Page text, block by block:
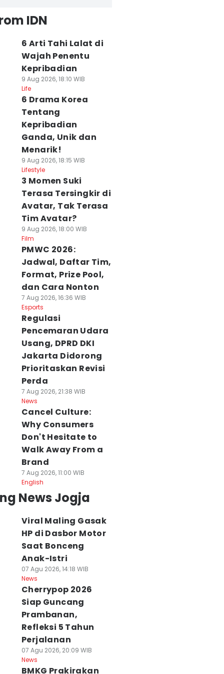
IDN
6 Arti Tahi Lalat di
Wajah Penentu
Kepribadian
9 Aug 2026, 18:10 WIB
Life
6 Drama Korea
Tentang
Kepribadian
Ganda, Unik dan
Menarik!
9 Aug 2026, 18:15 WIB
Lifestyle
3 Momen Suki
Terasa Tersingkir di
Avatar, Tak Terasa
Tim Avatar?
9 Aug 2026, 18:00 WIB
Film
PMWC 2026:
Jadwal, Daftar Tim,
Format, Prize Pool,
dan Cara Nonton
7 Aug 2026, 16:36 WIB
Esports
Regulasi
Pencemaran Udara
Usang, DPRD DKI
Jakarta Didorong
Prioritaskan Revisi
Perda
7 Aug 2026, 21:38 WIB
News
Cancel Culture:
Why Consumers
Don't Hesitate to
Walk Away From a
Brand
7 Aug 2026, 11:00 WIB
English
News Jogja
Viral Maling Gasak
HP di Dasbor Motor
Saat Bonceng
Anak-Istri
07 Agu 2026, 14:18 WIB
News
Cherrypop 2026
Siap Guncang
Prambanan,
Refleksi 5 Tahun
Perjalanan
07 Agu 2026, 20:09 WIB
News
BMKG Prakirakan